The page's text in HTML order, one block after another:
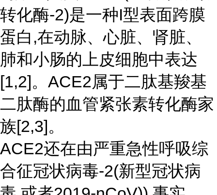
转化酶-2)是一种I型表面跨膜
蛋白,在动脉、心脏、肾脏、
肺和小肠的上皮细胞中表达
[1,2]。ACE2属于二肽基羧基
二肽酶的血管紧张素转化酶家
族[2,3]。
ACE2还在由严重急性呼吸综
合征冠状病毒-2(新型冠状病